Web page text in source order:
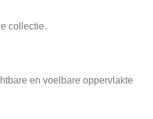
collectie.
en voelbare oppervlakte